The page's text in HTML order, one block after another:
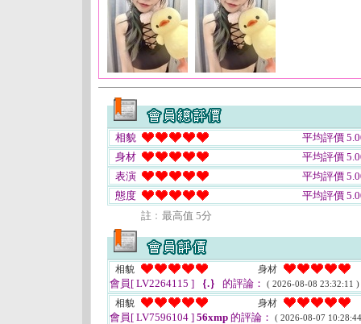
相貌
平均評價
身材
平均評價
表演
平均評價
態度
平均評價
註﹕最高值 5分
相貌 身材
會員[ LV2264115 ] ｛.｝ 的評論： ( 2026-08-08 23:32:11 )
相貌 身材
會員[ LV7596104 ] 56xmp 的評論： ( 2026-08-07